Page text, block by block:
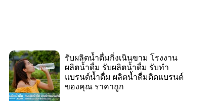
รับผลิตน้ำดื่มกิ่งเนินขาม โรงงาน
ผลิตน้ำดื่ม รับผลิตน้ำดื่ม รับทำ
แบรนด์น้ำดื่ม ผลิตน้ำดื่มติดแบรนด์
ของคุณ ราคาถูก